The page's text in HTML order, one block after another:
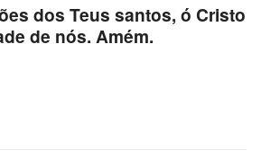
dos Teus santos, ó Cristo
de nós. Amém.